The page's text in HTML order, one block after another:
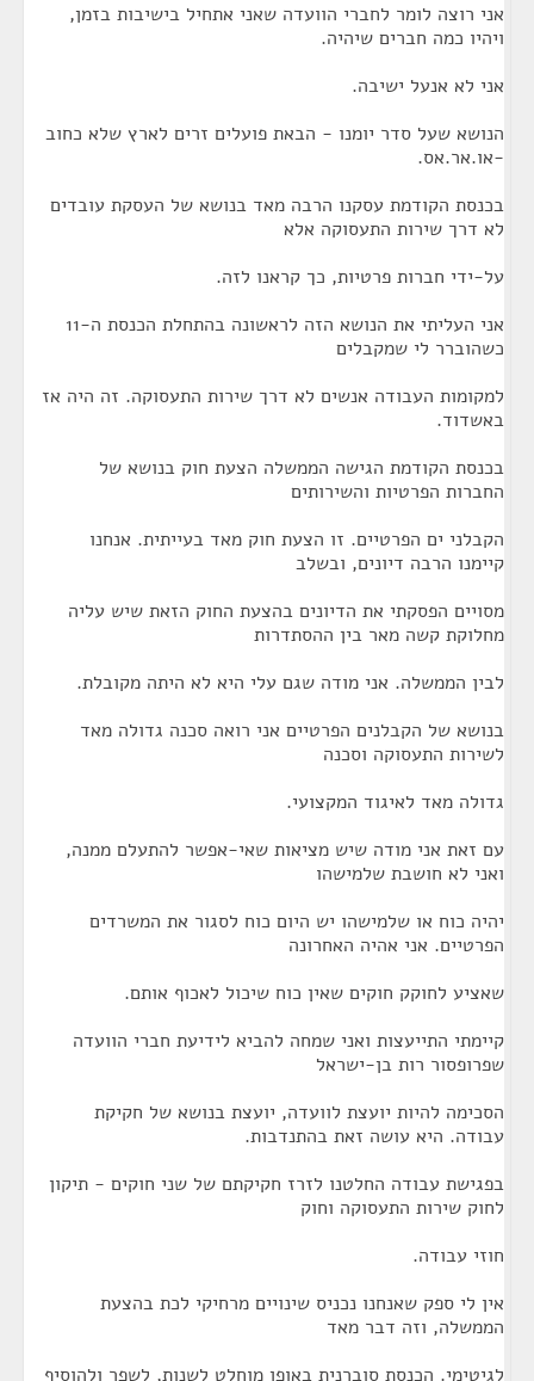
אני רוצה לומר לחברי הוועדה שאני אתחיל בישיבות בזמן,
ויהיו כמה חברים שיהיה.
אני לא אנעל ישיבה.
הנושא שעל סדר יומנו - הבאת פועלים זרים לארץ שלא כחוב
-או.אר.אס.
בכנסת הקודמת עסקנו הרבה מאד בנושא של העסקת עובדים
לא דרך שירות התעסוקה אלא
על-ידי חברות פרטיות, כך קראנו לזה.
אני העליתי את הנושא הזה לראשונה בהתחלת הכנסת ה-11
כשהוברר לי שמקבלים
למקומות העבודה אנשים לא דרך שירות התעסוקה. זה היה אז
באשדוד.
בכנסת הקודמת הגישה הממשלה הצעת חוק בנושא של
החברות הפרטיות והשירותים
הקבלני ים הפרטיים. זו הצעת חוק מאד בעייתית. אנחנו
קיימנו הרבה דיונים, ובשלב
מסויים הפסקתי את הדיונים בהצעת החוק הזאת שיש עליה
מחלוקת קשה מאר בין ההסתדרות
לבין הממשלה. אני מודה שגם עלי היא לא היתה מקובלת.
בנושא של הקבלנים הפרטיים אני רואה סכנה גדולה מאד
לשירות התעסוקה וסכנה
גדולה מאד לאיגוד המקצועי.
עם זאת אני מודה שיש מציאות שאי-אפשר להתעלם ממנה,
ואני לא חושבת שלמישהו
יהיה כוח או שלמישהו יש היום כוח לסגור את המשרדים
הפרטיים. אני אהיה האחרונה
שאציע לחוקק חוקים שאין כוח שיכול לאכוף אותם.
קיימתי התייעצות ואני שמחה להביא לידיעת חברי הוועדה
שפרופסור רות בן-ישראל
הסכימה להיות יועצת לוועדה, יועצת בנושא של חקיקת
עבודה. היא עושה זאת בהתנדבות.
בפגישת עבודה החלטנו לזרז חקיקתם של שני חוקים - תיקון
לחוק שירות התעסוקה וחוק
חוזי עבודה.
אין לי ספק שאנחנו נכניס שינויים מרחיקי לכת בהצעת
הממשלה, וזה דבר מאד
לגיטימי. הכנסת סוברנית באופן מוחלט לשנות, לשפר ולהוסיף